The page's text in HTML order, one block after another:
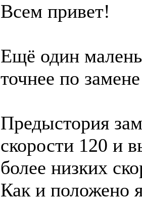
Всем привет!
Ещё один
точнее по
Предыстория
скорости 120 и
более низких
Как и положено